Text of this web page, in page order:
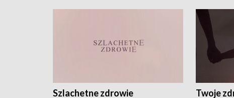
Szlachetne zdrowie Twoje